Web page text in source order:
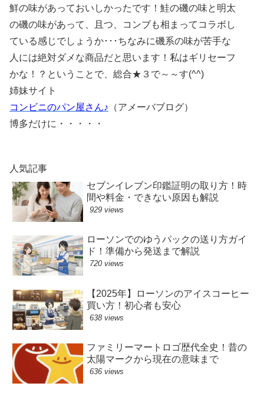
鮮の味があっておいしかったです！鮭の磯の味と明太
の磯の味があって、且つ、コンブも相まってコラボし
ている感じでしょうか･･･ちなみに磯系の味が苦手な
人には絶対ダメな商品だと思います！私はギリセーフ
かな！？ということで、総合★３で～～す(^^)
姉妹サイト
コンビニのパン屋さん♪ （アメーバブログ）
博多だけに・・・・・
人気記事
セブンイレブン印鑑証明の取り方！時
間や料金・できない原因も解説
929 views
ローソンでのゆうパックの送り方ガイ
ド！準備から発送まで解説
720 views
【2025年】ローソンのアイスコーヒー
買い方！初心者も安心
638 views
ファミリーマートロゴ歴代全史！昔の
太陽マークから現在の意味まで
636 views